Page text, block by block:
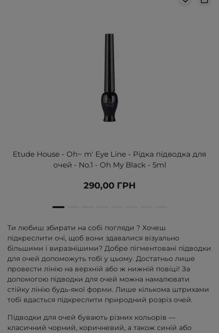
Etude House - Oh~ m' Eye Line - Рідка підводка для
очей - No.1 - Oh My Black - 5ml
290,00 ГРН
Ти любиш збирати на собі погляди ? Хочеш
підкреслити очі, щоб вони здавалися візуально
більшими і виразнішими? Добре пігментовані підводки
для очей допоможуть тобі у цьому. Достатньо лише
провести лінію на верхній або ж нижній повіці! За
допомогою підводки для очей можна намалювати
стійку лінію будь-якої форми. Лише кількома штрихами
тобі вдасться підкреслити природний розріз очей.
Підводки для очей бувають різних кольорів —
класичний чорний, коричневий, а також синій або